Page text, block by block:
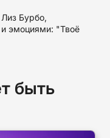
Бурбо,
эмоциями: "Твоё
быть